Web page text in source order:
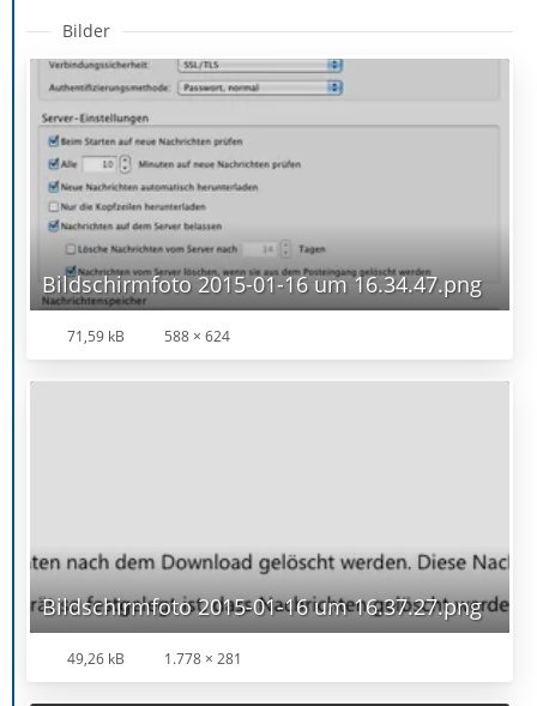
Bilder
Bildschirmfoto 2015-01-16 um 16.34.47.png
71,59 kB 588 × 624
Bildschirmfoto 2015-01-16 um 16.37.27.png
49,26 kB 1.778 × 281